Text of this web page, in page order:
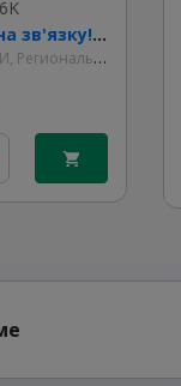
Прилуки на зв'язку! | Радар | Шахеди та ракети | Світло
Новости/СМИ, Региональные